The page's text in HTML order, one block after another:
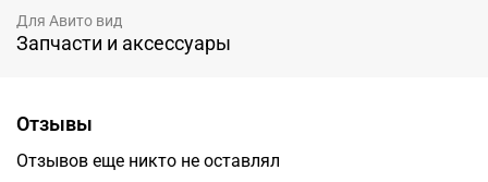
Для Авито вид
Запчасти и аксессуары
Отзывы
Отзывов еще никто не оставлял